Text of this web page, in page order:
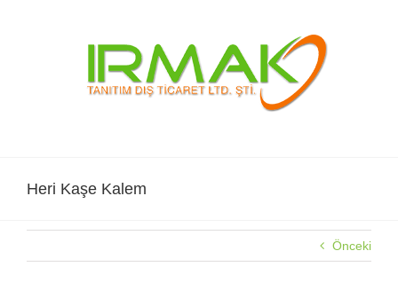
Heri Kaşe Kalem
Önceki